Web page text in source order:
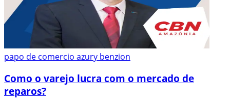
papo de comercio azury benzion
Como o varejo lucra com o mercado de
reparos?